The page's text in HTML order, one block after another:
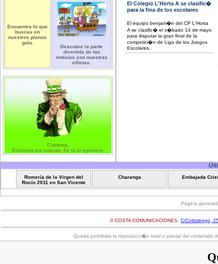
Encuentra lo que
buscas en
nuestros planos
guía.
Descubre la parte
divertida de las
noticias con nuestras
viñetas.
Colabora.
Envíanos tus noticias. Se tú el reportero.
El Colegio L'Horta A se clasific�
para la fina de los escolares
El equipo benjam�n del CP L'Horta
A se clasific� el s�bado 14 de mayo
para disputar la gran final de la
competici�n de Liga de los Juegos
Escolares..
Romería de la Virgen del
Rocío 2011 en San Vicente
Charanga Embajada
Página
© COSTA COMUNICACIONES. C/Cottolengo,
Queda prohibida la reproducci�n total o parcial del contenido